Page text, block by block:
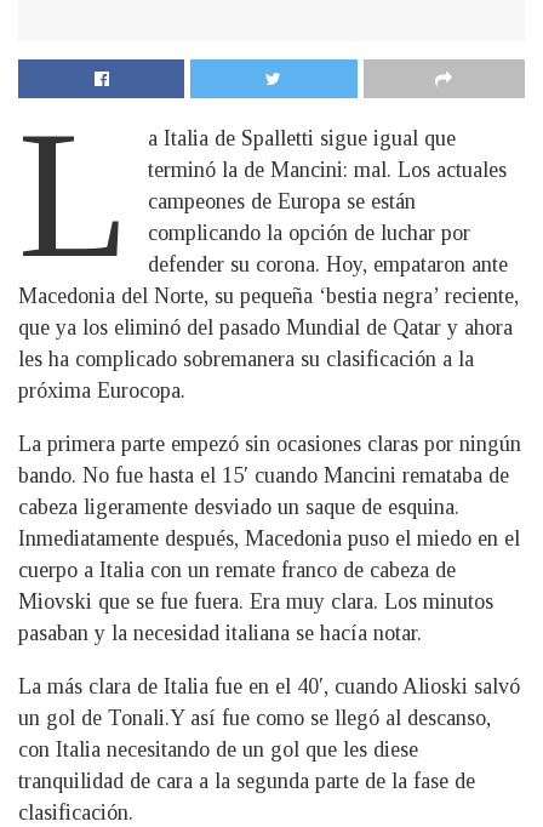
L
a Italia de Spalletti sigue igual que
terminó la de Mancini: mal. Los actuales
campeones de Europa se están
complicando la opción de luchar por
defender su corona. Hoy, empataron ante
Macedonia del Norte, su pequeña ‘bestia negra’ reciente,
que ya los eliminó del pasado Mundial de Qatar y ahora
les ha complicado sobremanera su clasificación a la
próxima Eurocopa.
La primera parte empezó sin ocasiones claras por ningún
bando. No fue hasta el 15′ cuando Mancini remataba de
cabeza ligeramente desviado un saque de esquina.
Inmediatamente después, Macedonia puso el miedo en el
cuerpo a Italia con un remate franco de cabeza de
Miovski que se fue fuera. Era muy clara. Los minutos
pasaban y la necesidad italiana se hacía notar.
La más clara de Italia fue en el 40′, cuando Alioski salvó
un gol de Tonali.Y así fue como se llegó al descanso,
con Italia necesitando de un gol que les diese
tranquilidad de cara a la segunda parte de la fase de
clasificación.